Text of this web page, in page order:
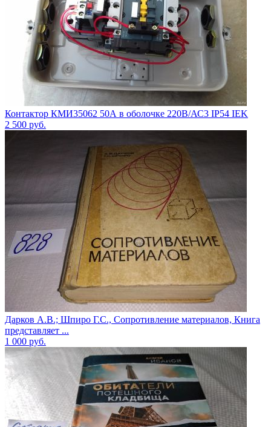
Контактор КМИ35062 50А в оболочке 220В/АС3 IP54 IEK
2 500 руб.
Дарков А.В.; Шпиро Г.С., Сопротивление материалов, Книга
представляет ...
1 000 руб.